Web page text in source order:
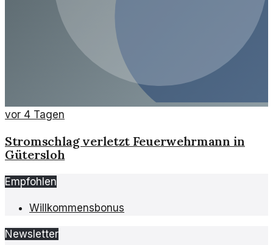
vor 4 Tagen
Stromschlag verletzt Feuerwehrmann in
Gütersloh
Empfohlen
Willkommensbonus
Newsletter